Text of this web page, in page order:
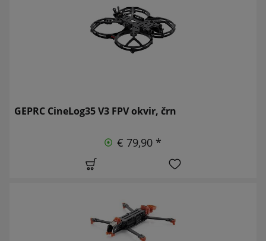
GEPRC CineLog35 V3 FPV okvir, črn
€ 79,90 *